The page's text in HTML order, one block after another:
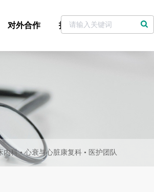
对外合作 招标采购 党委书记信箱
内科•心衰与心脏康复科 • 医护团队